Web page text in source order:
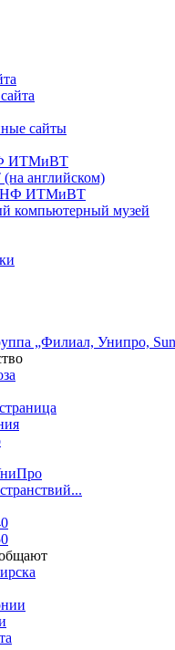
сайты
ИТМиВТ
английском)
НФ ИТМиВТ
компьютерный музей
„Филиал, Унипро,